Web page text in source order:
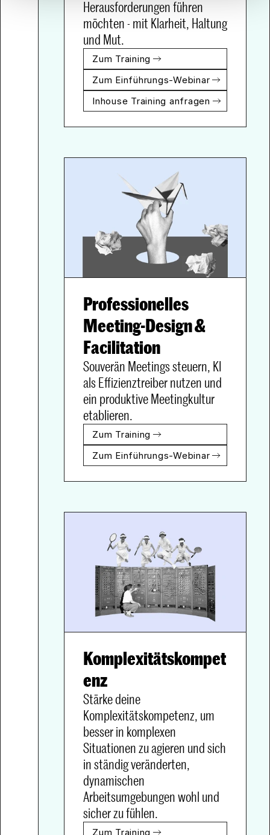
zu fördern.
Zum Case
Herausforderungen führen
möchten - mit Klarheit, Haltung
und Mut.
Zum Training
Zum Einführungs-Webinar
Inhouse Training anfragen
Professionelles
Meeting-Design &
Souverän Meetings steuern, KI
als Effizienztreiber nutzen und
ein produktive Meetingkultur
etablieren.
Zum Training
Zum Einführungs-Webinar
Komplexitätskompet
enz
Stärke deine
Komplexitätskompetenz, um
besser in komplexen
Situationen zu agieren und sich
in ständig veränderten,
dynamischen
Arbeitsumgebungen wohl und
sicher zu fühlen.
Zum Training